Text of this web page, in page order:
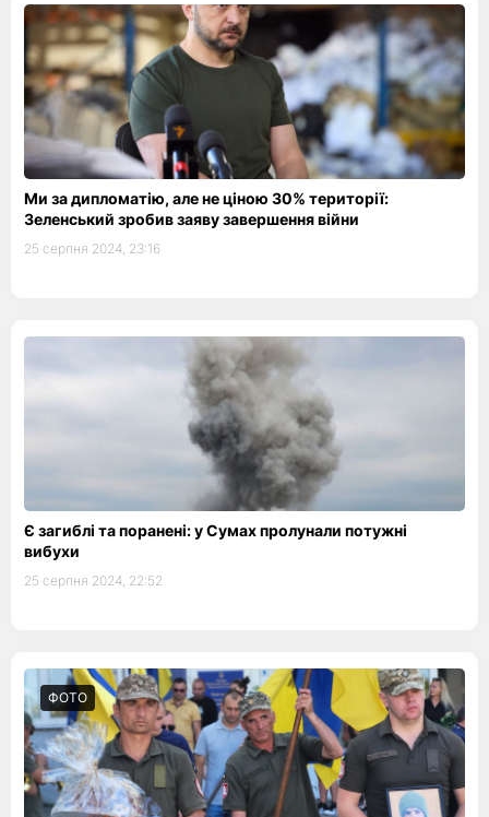
Ми за дипломатію, але не ціною 30% території:
Зеленський зробив заяву завершення війни
25 серпня 2024, 23:16
Є загиблі та поранені: у Сумах пролунали потужні
вибухи
25 серпня 2024, 22:52
ФОТО